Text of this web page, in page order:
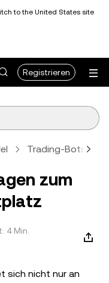
to the United States site
Registrieren
Trading-Bots
zum
4 Min.
sich nicht nur an